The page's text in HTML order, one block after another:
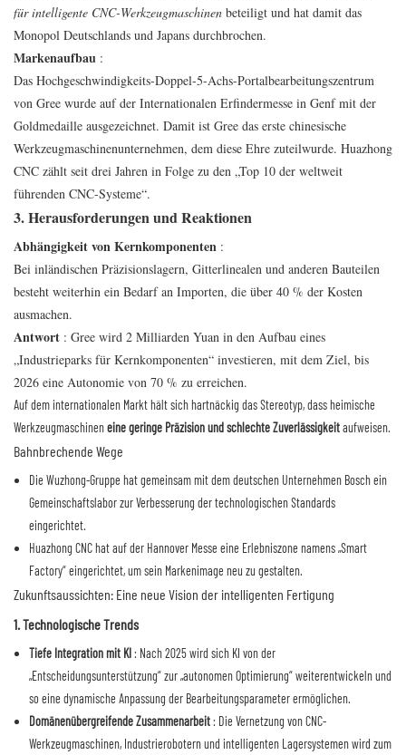
für intelligente CNC-Werkzeugmaschinen beteiligt und hat damit das
Monopol Deutschlands und Japans durchbrochen.
Markenaufbau :
Das Hochgeschwindigkeits-Doppel-5-Achs-Portalbearbeitungszentrum
von Gree wurde auf der Internationalen Erfindermesse in Genf mit der
Goldmedaille ausgezeichnet. Damit ist Gree das erste chinesische
Werkzeugmaschinenunternehmen, dem diese Ehre zuteilwurde. Huazhong
CNC zählt seit drei Jahren in Folge zu den „Top 10 der weltweit
führenden CNC-Systeme“.
3. Herausforderungen und Reaktionen
Abhängigkeit von Kernkomponenten :
Bei inländischen Präzisionslagern, Gitterlinealen und anderen Bauteilen
besteht weiterhin ein Bedarf an Importen, die über 40 % der Kosten
ausmachen.
Antwort : Gree wird 2 Milliarden Yuan in den Aufbau eines
„Industrieparks für Kernkomponenten“ investieren, mit dem Ziel, bis
2026 eine Autonomie von 70 % zu erreichen.
Auf dem internationalen Markt hält sich hartnäckig das Stereotyp, dass heimische
Werkzeugmaschineneine geringe Präzision und schlechte Zuverlässigkeitaufweisen.
Bahnbrechende Wege
Die Wuzhong-Gruppe hat gemeinsam mit dem deutschen Unternehmen Bosch ein
Gemeinschaftslabor zur Verbesserung der technologischen Standards
eingerichtet.
Huazhong CNC hat auf der Hannover Messe eine Erlebniszone namens „Smart
Factory“ eingerichtet, um sein Markenimage neu zu gestalten.
Zukunftsaussichten: Eine neue Vision der intelligenten Fertigung
1. Technologische Trends
Tiefe Integration mit KI: Nach 2025 wird sich KI von der
„Entscheidungsunterstützung“ zur „autonomen Optimierung“ weiterentwickeln und
so eine dynamische Anpassung der Bearbeitungsparameter ermöglichen.
Domänenübergreifende Zusammenarbeit: Die Vernetzung von CNC-
Werkzeugmaschinen, Industrierobotern und intelligenten Lagersystemen wird zum